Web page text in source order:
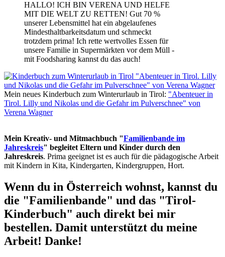
HALLO! ICH BIN VERENA UND HELFE
MIT DIE WELT ZU RETTEN! Gut 70 %
unserer Lebensmittel hat ein abgelaufenes
Mindesthaltbarkeitsdatum und schmeckt
trotzdem prima! Ich rette wertvolles Essen für
unsere Familie in Supermärkten vor dem Müll -
mit Foodsharing kannst du das auch!
Mein neues Kinderbuch zum Winterurlaub in Tirol: "Abenteuer in
Tirol. Lilly und Nikolas und die Gefahr im Pulverschnee" von
Verena Wagner
Mein Kreativ- und Mitmachbuch "Familienbande im
Jahreskreis" begleitet Eltern und Kinder durch den
Jahreskreis. Prima geeignet ist es auch für die pädagogische Arbeit
mit Kindern in Kita, Kindergarten, Kindergruppen, Hort.
Wenn du in Österreich wohnst, kannst du
die "Familienbande" und das "Tirol-
Kinderbuch" auch direkt bei mir
bestellen. Damit unterstützt du meine
Arbeit! Danke!